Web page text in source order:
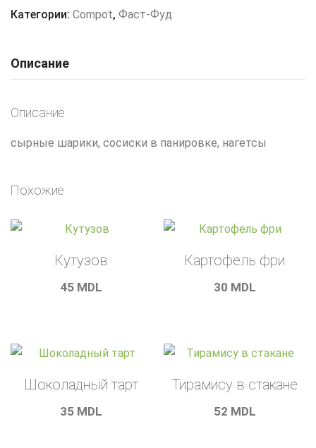
Категории: Compot, Фаст-Фуд
Описание
Описание
сырные шарики, сосиски в панировке, нагетсы
Похожие
Кутузов
45 MDL
Картофель фри
30 MDL
Шоколадный тарт
35 MDL
Тирамису в стакане
52 MDL